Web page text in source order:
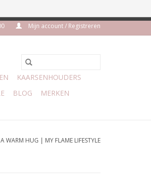
Mijn account / Registreren
KAARSENHOUDERS
BLOG MERKEN
WARM HUG | MY FLAME LIFESTYLE